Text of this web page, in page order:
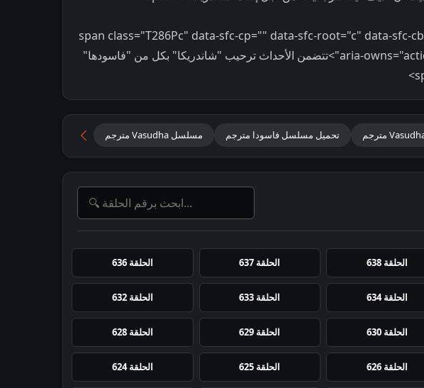
<span class="T286Pc" data-sfc-cp="" data-sfc-root="c" data-sfc-
aria-owns="action-menu-parent-container">تتضمن الأحداث ترحيب "شاندريكا" بكل من "فاسودها"
تحميل مسلسل فاسودا مترجم مسلسل Vasudha مترجم مسلسل فاسودا مترجم
الحلقة 638 الحلقة 637 الحلقة 636
الحلقة 634 الحلقة 633 الحلقة 632
الحلقة 630 الحلقة 629 الحلقة 628
الحلقة 626 الحلقة 625 الحلقة 624